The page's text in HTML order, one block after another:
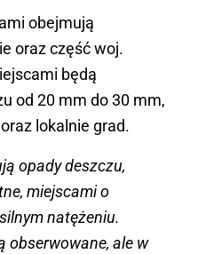
obejmują
oraz część woj.
będą
od 20 mm do 30 mm,
lokalnie grad.
opady deszczu,
miejscami o
natężeniu.
obserwowane, ale w